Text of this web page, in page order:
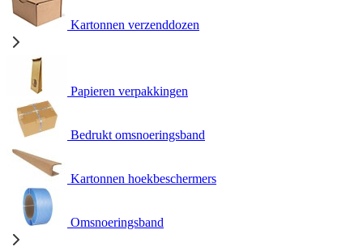
Kartonnen verzenddozen
Papieren verpakkingen
Bedrukt omsnoeringsband
Kartonnen hoekbeschermers
Omsnoeringsband